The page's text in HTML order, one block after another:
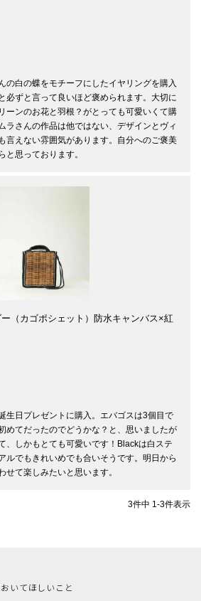
の白の蝶をモチーフにしたイヤリングを購入
必ずと言って良いほど褒められます。大切に
ーンのお花と羽根？がとっても可愛いくて購
ラさんの作品は他ではない、デザインとヴィ
言えない雰囲気があります。自分へのご褒美
と思っております。
（カゴポシェット）防水キャンバス×紅
生日プレゼントに購入。エバゴスは3個目で
めてだったのでどうかな？と、思いましたが
、しかもとても可愛いです！Blackは白ステ
ルでもきれいめでも合いそうです。明日から
せて楽しみたいと思います。
3件中 1-3件表示
いてほしいこと